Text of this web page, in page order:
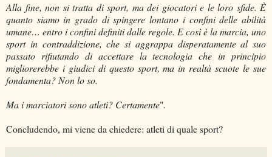
Alla fine, non si tratta di sport, ma dei giocatori e le loro sfide. È
quanto siamo in grado di spingere lontano i confini delle abilità
umane… entro i confini definiti dalle regole. E così è la marcia, uno
sport in contraddizione, che si aggrappa disperatamente al suo
passato rifiutando di accettare la tecnologia che in principio
migliorerebbe i giudici di questo sport, ma in realtà scuote le sue
fondamenta? Non lo so.
Ma i marciatori sono atleti? Certamente".
Concludendo, mi viene da chiedere: atleti di quale sport?